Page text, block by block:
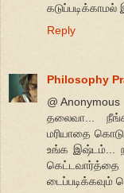
கடுப்படிக்காமல்
Reply
Philosophy
@ Anonymous
தலைவா...
மரியாதை
உங்க இஷ்டம்...
டைப்படிக்கவும்